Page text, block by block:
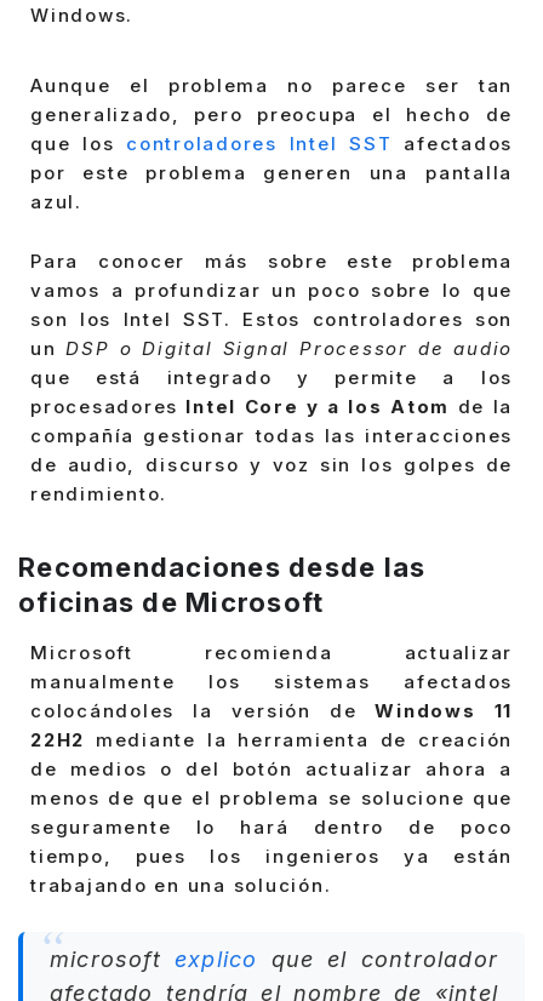
Windows.
Aunque el problema no parece ser tan
generalizado, pero preocupa el hecho de
que los controladores Intel SST
afectados
por este problema generen una pantalla
azul.
Para conocer más sobre este problema
vamos a profundizar un poco sobre lo que
son los Intel SST. Estos controladores son
unDSP o Digital Signal Processor de audio
que está integrado y permite a los
procesadores Intel Core y a los Atom de la
compañía gestionar todas las interacciones
de audio, discurso y voz sin los golpes de
rendimiento.
Recomendaciones desde las
oficinas de Microsoft
Microsoft recomienda actualizar
manualmente los sistemas afectados
colocándoles la versión deWindows 11
22H2
mediante la herramienta de creación
de medios o del botón actualizar ahora a
menos de que el problema se solucione que
seguramente lo hará dentro de poco
tiempo, pues los ingenieros ya están
trabajando en una solución.
microsoft explico
que el controlador
afectado tendría el nombre de «intel